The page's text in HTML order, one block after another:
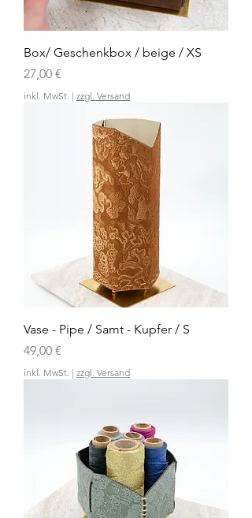
Box/ Geschenkbox / beige / XS
Preis
27,00 €
inkl. MwSt. | zzgl. Versand
Vase - Pipe / Samt - Kupfer / S
Preis
49,00 €
inkl. MwSt. | zzgl. Versand